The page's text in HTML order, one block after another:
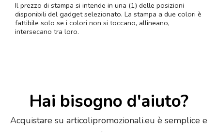
Il prezzo di stampa si intende in una (1) delle posizioni
disponibili del gadget selezionato. La stampa a due colori è
fattibile solo se i colori non si toccano, allineano,
intersecano tra loro.
Hai bisogno d'aiuto?
Acquistare su articolipromozionali.eu è semplice e